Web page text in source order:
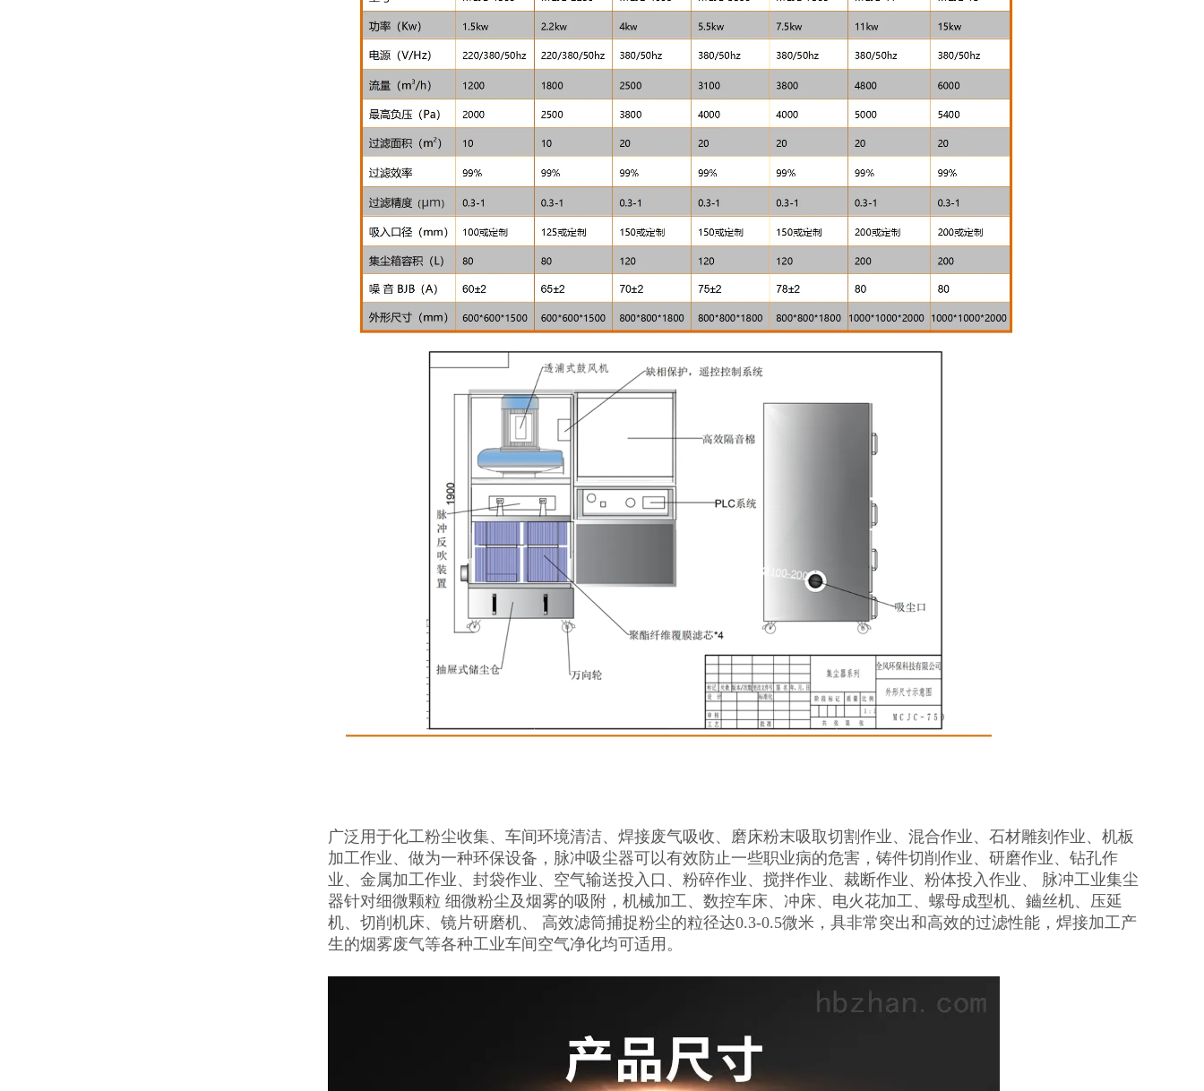
广泛用于化工粉尘收集、车间环境清洁、焊接废气吸收、磨床粉末吸取切割作业、混合作业、石材雕刻作业、机板
加工作业、做为一种环保设备，脉冲吸尘器可以有效防止一些职业病的危害，铸件切削作业、研磨作业、钻孔作
业、金属加工作业、封袋作业、空气输送投入口、粉碎作业、搅拌作业、裁断作业、粉体投入作业、 脉冲工业集尘
器针对细微颗粒 细微粉尘及烟雾的吸附，机械加工、数控车床、冲床、电火花加工、螺母成型机、鑡丝机、压延
机、切削机床、镜片研磨机、 高效滤筒捕捉粉尘的粒径达0.3-0.5微米，具非常突出和高效的过滤性能，焊接加工产
生的烟雾废气等各种工业车间空气净化均可适用。